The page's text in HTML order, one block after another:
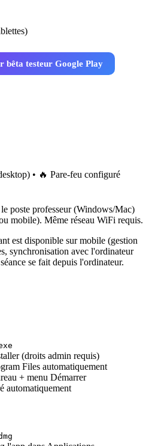
bêta testeur Google Play
• 🔥 Pare-feu configuré
poste professeur (Windows/Mac)
mobile). Même réseau WiFi requis.
est disponible sur mobile (gestion
synchronisation avec l'ordinateur
se fait depuis l'ordinateur.
(droits admin requis)
Files automatiquement
+ menu Démarrer
automatiquement